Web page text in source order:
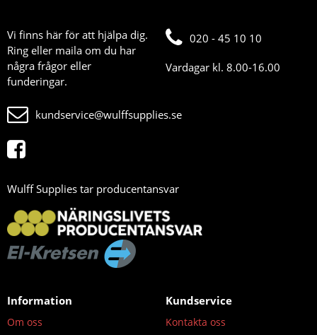
Vi finns här för att hjälpa dig.
Ring eller maila om du har
några frågor eller
funderingar.
020 - 45 10 10
Vardagar kl. 8.00-16.00
kundservice@wulffsupplies.se
Wulff Supplies tar producentansvar
Information
Om oss
Kundservice
Kontakta oss